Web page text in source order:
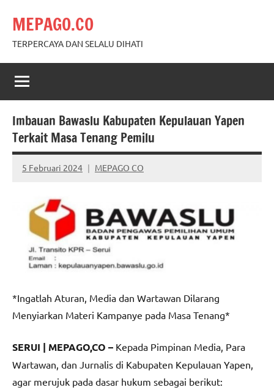
content
MEPAGO.CO
TERPERCAYA DAN SELALU DIHATI
Imbauan Bawaslu Kabupaten Kepulauan Yapen
Terkait Masa Tenang Pemilu
5 Februari 2024 MEPAGO CO
No
*Ingatlah Aturan, Media dan Wartawan Dilarang
Menyiarkan Materi Kampanye pada Masa Tenang*
SERUI | MEPAGO,CO – Kepada Pimpinan Media, Para
Wartawan, dan Jurnalis di Kabupaten Kepulauan Yapen,
agar merujuk pada dasar hukum sebagai berikut: